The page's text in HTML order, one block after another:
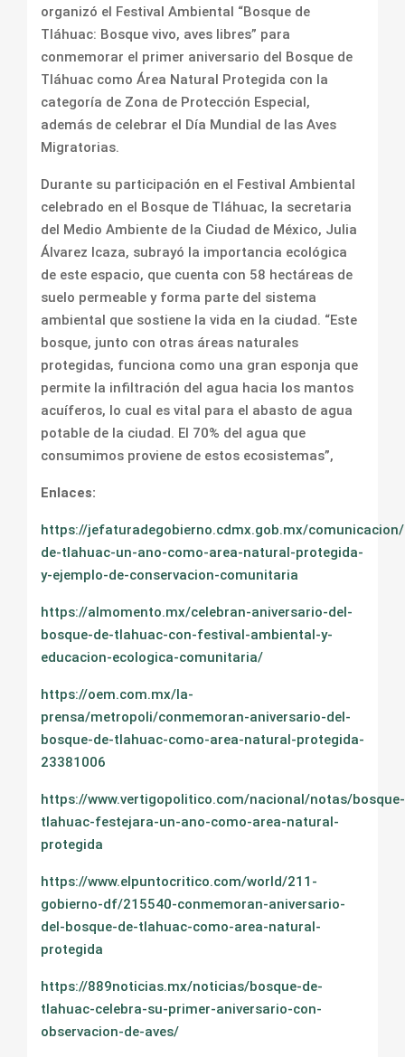
organizó el Festival Ambiental “Bosque de
Tláhuac: Bosque vivo, aves libres” para
conmemorar el primer aniversario del Bosque de
Tláhuac como Área Natural Protegida con la
categoría de Zona de Protección Especial,
además de celebrar el Día Mundial de las Aves
Migratorias.
Durante su participación en el Festival Ambiental
celebrado en el Bosque de Tláhuac, la secretaria
del Medio Ambiente de la Ciudad de México, Julia
Álvarez Icaza, subrayó la importancia ecológica
de este espacio, que cuenta con 58 hectáreas de
suelo permeable y forma parte del sistema
ambiental que sostiene la vida en la ciudad. “Este
bosque, junto con otras áreas naturales
protegidas, funciona como una gran esponja que
permite la infiltración del agua hacia los mantos
acuíferos, lo cual es vital para el abasto de agua
potable de la ciudad. El 70% del agua que
consumimos proviene de estos ecosistemas”,
Enlaces:
https://jefaturadegobierno.cdmx.gob.mx/
de-tlahuac-un-ano-como-area-natural-protegida-
y-ejemplo-de-conservacion-comunitaria
https://almomento.mx/celebran-aniversario-del-
bosque-de-tlahuac-con-festival-ambiental-y-
educacion-ecologica-comunitaria/
https://oem.com.mx/la-
prensa/metropoli/conmemoran-aniversario-del-
bosque-de-tlahuac-como-area-natural-protegida-
23381006
https://www.vertigopolitico.com/nacional/notas/bosque-
tlahuac-festejara-un-ano-como-area-natural-
protegida
https://www.elpuntocritico.com/world/211-
gobierno-df/215540-conmemoran-aniversario-
del-bosque-de-tlahuac-como-area-natural-
protegida
https://889noticias.mx/noticias/bosque-de-
tlahuac-celebra-su-primer-aniversario-con-
observacion-de-aves/